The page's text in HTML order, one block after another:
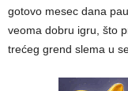
gotovo mesec dana
veoma dobru igru, što
trećeg grend slema u